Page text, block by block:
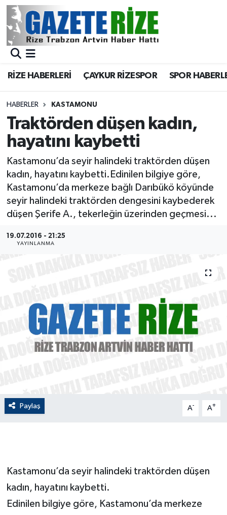
RİZE HABERLERİ ÇAYKUR RİZESPOR SPOR
HABERLER KASTAMONU
Traktörden düşen kadın,
hayatını kaybetti
Kastamonu’da seyir halindeki traktörden düşen
kadın, hayatını kaybetti.Edinilen bilgiye göre,
Kastamonu’da merkeze bağlı Darıbükö köyünde
seyir halindeki traktörden dengesini kaybederek
düşen Şerife A., tekerleğin üzerinden geçmesi...
19.07.2016 - 21:25
YAYINLANMA
Paylaş A- A+
Kastamonu’da seyir halindeki traktörden düşen
kadın, hayatını kaybetti.
Edinilen bilgiye göre, Kastamonu’da merkeze
BÖLGEMİZ
Asayiş
Rize Jandarma Komutanlığı
Bilim Teknoloji
Canlı Maç
ÇEVRE
EĞİTİM
EKONOMİ
English News
Finans
GÜNDEM
Merkez Nöbetçi Eczaneler
Merkez Trafik Yoğunluk Haritası
Süper Lig Puan Durumu ve Fikstür
Tüm Manşetler
Son Dakika Haberleri